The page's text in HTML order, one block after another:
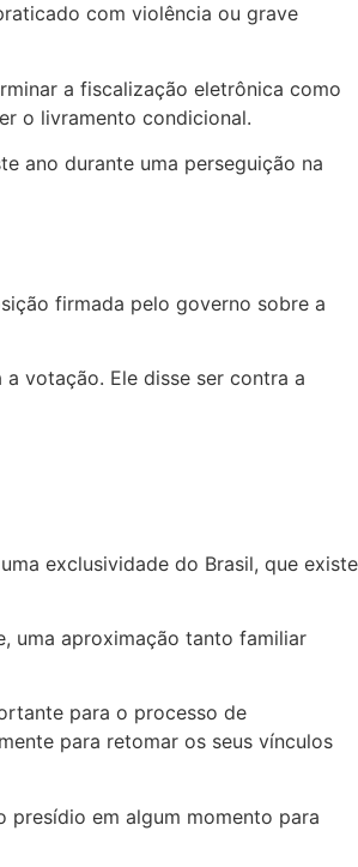
com violência ou grave
a fiscalização eletrônica como
o livramento condicional.
ano durante uma perseguição na
firmada pelo governo sobre a
votação. Ele disse ser contra a
exclusividade do Brasil, que existe
uma aproximação tanto familiar
para o processo de
para retomar os seus vínculos
presídio em algum momento para